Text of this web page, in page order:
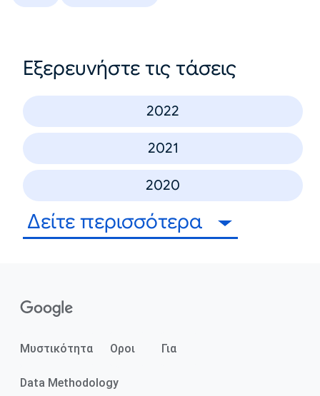
Εξερευνήστε τις τάσεις
2022
2021
2020
Δείτε περισσότερα
Μυστικότητα Οροι Για
Data Methodology